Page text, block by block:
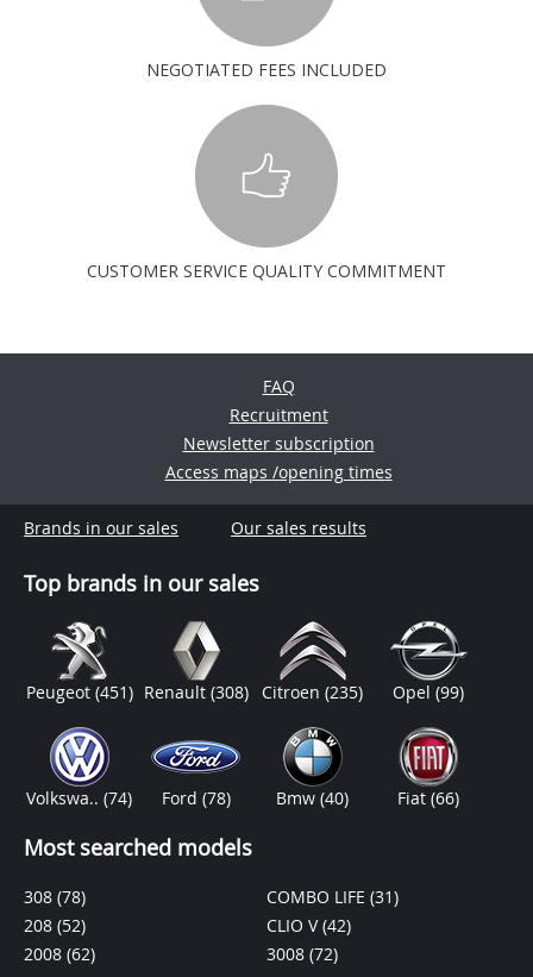
NEGOTIATED FEES INCLUDED
CUSTOMER SERVICE QUALITY COMMITMENT
FAQ
Recruitment
Newsletter subscription
Access maps /opening times
Brands in our sales Our sales results
Top brands in our sales
Peugeot (451) Renault (308) Citroen(235) Opel(99)
Volkswa..(74) Ford (78) Bmw(40) Fiat(66)
Most searched models
308 (78)
208 (52)
2008 (62)
COMBO LIFE (31)
CLIO V(42)
3008 (72)